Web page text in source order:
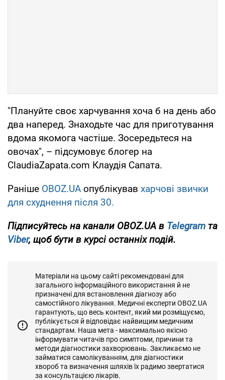
"Плануйте своє харчування хоча б на день або
два наперед. Знаходьте час для приготування
вдома якомога частіше. Зосередьтеся на
овочах", – підсумовує блогер на
ClaudiaZapata.com Клаудія Сапата.
Раніше OBOZ.UA опублікував харчові звички
для схуднення після 30.
Підписуйтесь на канали OBOZ.UA в Telegram та
Viber, щоб бути в курсі останніх подій.
Матеріали на цьому сайті рекомендовані для
загального інформаційного використання й не
призначені для встановлення діагнозу або
самостійного лікування. Медичні експерти OBOZ.UA
гарантують, що весь контент, який ми розміщуємо,
публікується й відповідає найвищим медичним
стандартам. Наша мета - максимально якісно
інформувати читачів про симптоми, причини та
методи діагностики захворювань. Закликаємо не
займатися самолікуванням, для діагностики
хвороб та визначення шляхів їх радимо звертатися
за консультацією лікарів.